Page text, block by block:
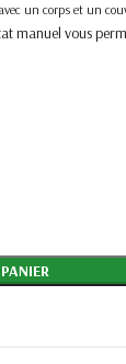
un corps et un
manuel vous